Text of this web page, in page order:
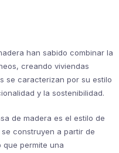
han sabido combinar la
creando viviendas
se caracterizan por su estilo
y la sostenibilidad.
de madera es el estilo de
construyen a partir de
permite una